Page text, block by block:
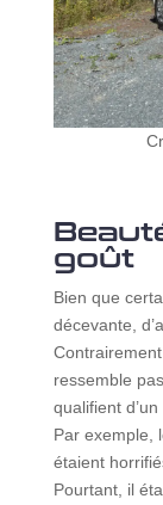
goût
Bien que
décevante,
Contrairement
ressemble
qualifient
Par exemple,
étaient
Pourtant, il